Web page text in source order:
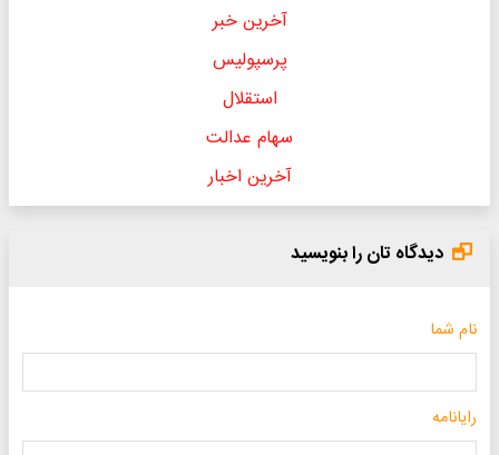
آخرین خبر
پرسپولیس
استقلال
سهام عدالت
آخرین اخبار
دیدگاه تان را بنویسید
نام شما
رایانامه